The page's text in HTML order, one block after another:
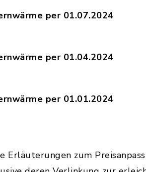
per 01.07.2024
per 01.04.2024
per 01.01.2024
zum